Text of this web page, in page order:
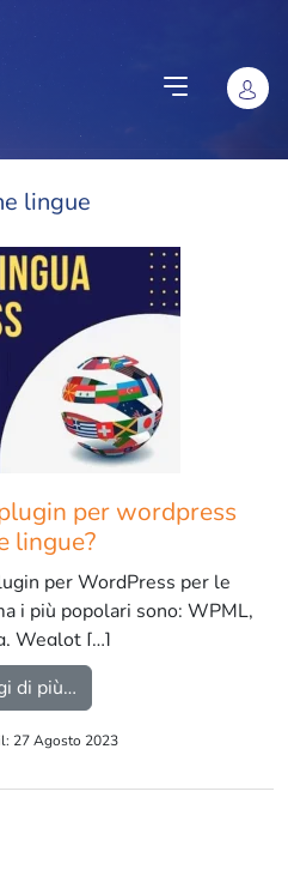
lingue
per wordpress
lingue?
per WordPress per le
i più popolari sono: WPML,
Weglot […]
di più…
27 Agosto 2023